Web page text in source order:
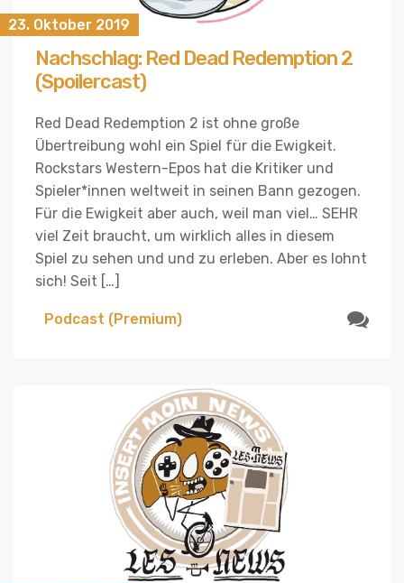
23. Oktober 2019
Nachschlag: Red Dead Redemption 2
(Spoilercast)
Red Dead Redemption 2 ist ohne große
Übertreibung wohl ein Spiel für die Ewigkeit.
Rockstars Western-Epos hat die Kritiker und
Spieler*innen weltweit in seinen Bann gezogen.
Für die Ewigkeit aber auch, weil man viel… SEHR
viel Zeit braucht, um wirklich alles in diesem
Spiel zu sehen und und zu erleben. Aber es lohnt
sich! Seit […]
Podcast (Premium)